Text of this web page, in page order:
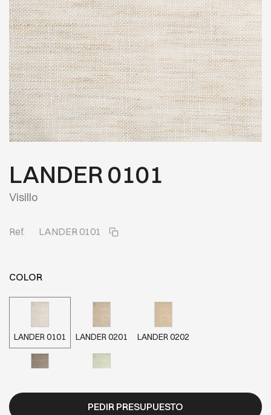
LANDER 0101
Visillo
Ref. LANDER 0101
COLOR
LANDER 0101 LANDER 0201 LANDER 0202
PEDIR PRESUPUESTO